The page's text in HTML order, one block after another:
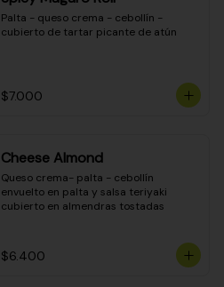
Palta - queso crema - cebollín -
cubierto de tartar picante de atún
$7.000
Cheese Almond
Queso crema- palta - cebollín
envuelto en palta y salsa teriyaki
cubierto en almendras tostadas
$6.400